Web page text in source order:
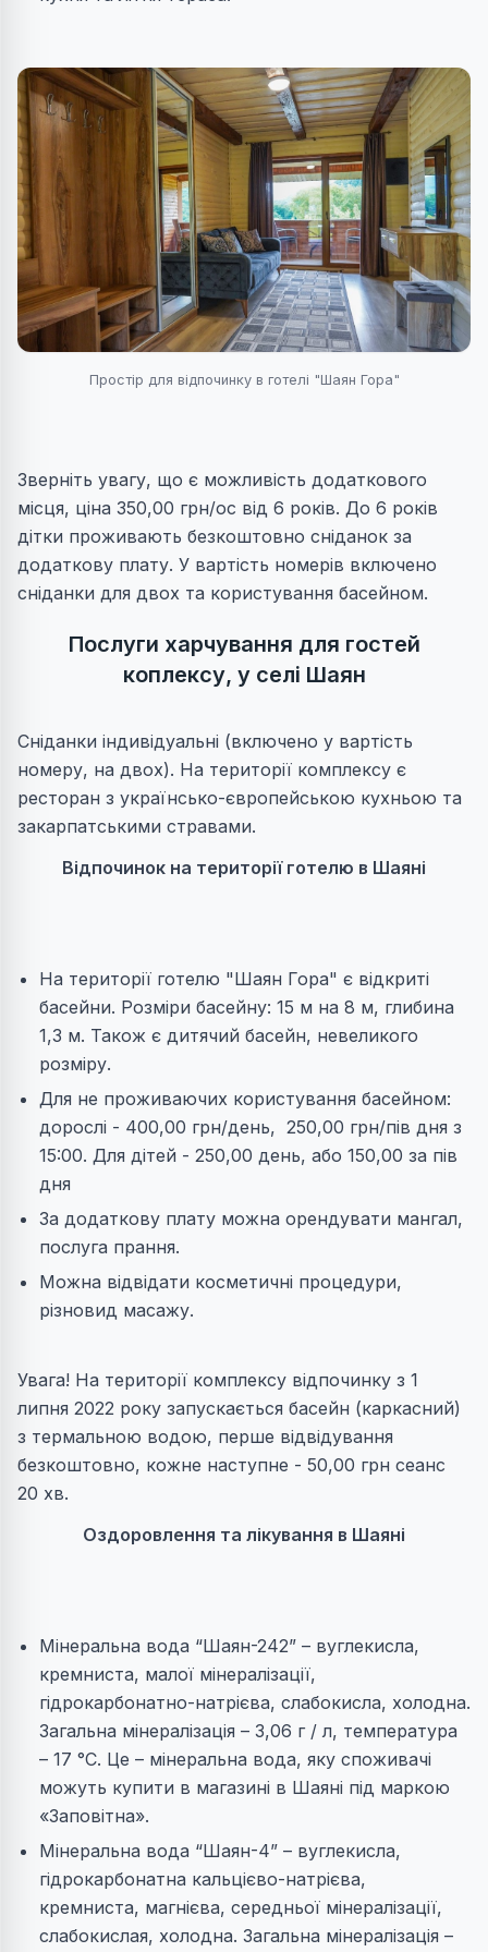
Простір для відпочинку в готелі "Шаян Гора"
Зверніть увагу, що є можливість додаткового
місця, ціна 350,00 грн/ос від 6 років. До 6 років
дітки проживають безкоштовно сніданок за
додаткову плату. У вартість номерів включено
сніданки для двох та користування басейном.
Послуги харчування для гостей
коплексу, у селі Шаян
Сніданки індивідуальні (включено у вартість
номеру, на двох). На території комплексу є
ресторан з українсько-європейською кухньою та
закарпатськими стравами.
Відпочинок на території готелю в Шаяні
На території готелю "Шаян Гора" є відкриті
басейни. Розміри басейну: 15 м на 8 м, глибина
1,3 м. Також є дитячий басейн, невеликого
розміру.
Для не проживаючих користування басейном:
дорослі - 400,00 грн/день, 250,00 грн/пів дня з
15:00. Для дітей - 250,00 день, або 150,00 за пів
дня
За додаткову плату можна орендувати мангал,
послуга прання.
Можна відвідати косметичні процедури,
різновид масажу.
Увага! На території комплексу відпочинку з 1
липня 2022 року запускається басейн (каркасний)
з термальною водою, перше відвідування
безкоштовно, кожне наступне - 50,00 грн сеанс
20 хв.
Оздоровлення та лікування в Шаяні
Мінеральна вода “Шаян-242” – вуглекисла,
кремниста, малої мінералізації,
гідрокарбонатно-натрієва, слабокисла, холодна.
Загальна мінералізація – 3,06 г / л, температура
– 17 °С. Це – мінеральна вода, яку споживачі
можуть купити в магазині в Шаяні під маркою
«Заповітна».
Мінеральна вода “Шаян-4” – вуглекисла,
гідрокарбонатна кальцієво-натрієва,
кремниста, магнієва, середньої мінералізації,
слабокислая, холодна. Загальна мінералізація –